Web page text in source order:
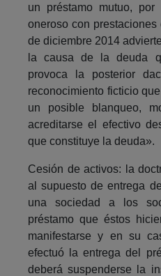
un préstamo mutuo,
oneroso con
de diciembre 2014
la causa de la deuda
provoca la posterior
reconocimiento ficticio
un posible blanqueo,
acreditarse el efectivo
que constituye la deuda».
Cesión de activos: la
al supuesto de entrega
una sociedad a los
préstamo que éstos
manifestarse y en su
efectuó la entrega del
deberá suspenderse la